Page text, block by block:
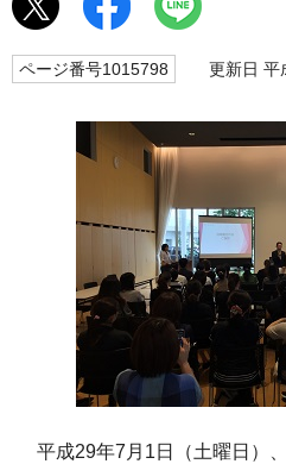
ページ番号1015798 更新日 平
平成29年7月1日（土曜日）